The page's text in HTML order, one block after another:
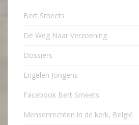
Bert Smeets
De Weg Naar Verzoening
Dossiers
Engelen Jongens
Facebook Bert Smeets
Mensenrechten in de kerk, België